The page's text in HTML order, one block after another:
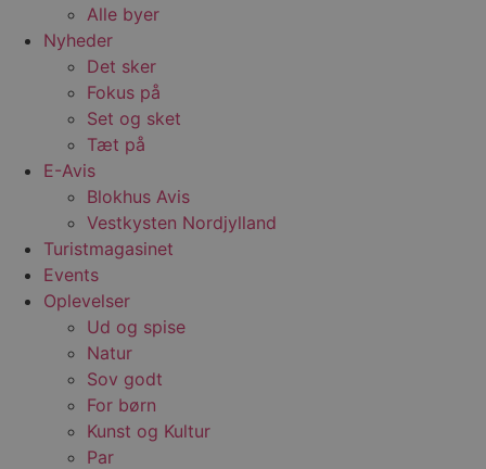
Alle byer
Nyheder
Det sker
Fokus på
Set og sket
Tæt på
E-Avis
Blokhus Avis
Vestkysten Nordjylland
Turistmagasinet
Events
Oplevelser
Ud og spise
Natur
Sov godt
For børn
Kunst og Kultur
Par